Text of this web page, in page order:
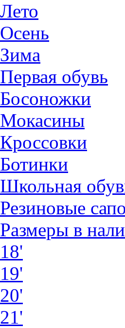
Лето
Осень
Зима
Первая обувь
Босоножки
Мокасины
Кроссовки
Ботинки
Школьная
Резиновые
Размеры в
18'
19'
20'
21'